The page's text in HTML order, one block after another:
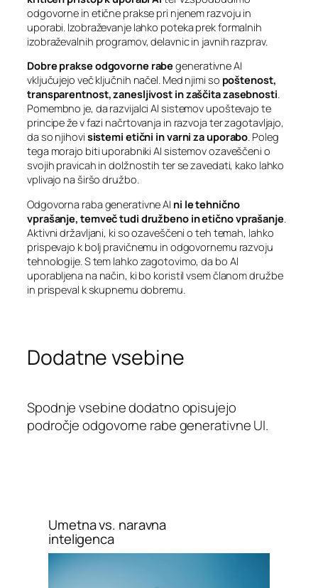
odgovorne in etične prakse pri njenem razvoju in
uporabi. Izobraževanje lahko poteka prek formalnih
izobraževalnih programov, delavnic in javnih razprav.
Dobre prakse odgovorne rabegenerativne AI
vključujejo več ključnih načel. Med njimi so poštenost,
transparentnost, zanesljivost in zaščita zasebnosti.
Pomembno je, da razvijalci AI sistemov upoštevajo te
principe že v fazi načrtovanja in razvoja ter zagotavljajo,
da so njihovi sistemi etični in varni za uporabo. Poleg
tega morajo biti uporabniki AI sistemov ozaveščeni o
svojih pravicah in dolžnostih ter se zavedati, kako lahko
vplivajo na širšo družbo.
Odgovorna raba generativne AI ni le tehnično
vprašanje, temveč tudi družbeno in etično vprašanje.
Aktivni državljani, ki so ozaveščeni o teh temah, lahko
prispevajo k bolj pravičnemu in odgovornemu razvoju
tehnologije. S tem lahko zagotovimo, da bo AI
uporabljena na način, ki bo koristil vsem članom družbe
in prispeval k skupnemu dobremu.
Dodatne vsebine
Spodnje vsebine dodatno opisujejo
področje odgovorne rabe generativne UI.
Umetna vs. naravna
inteligenca